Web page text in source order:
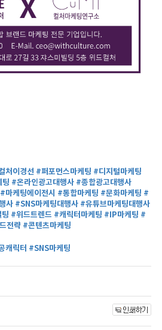
처이경선 #퍼포먼스마케팅 #디지털마케팅
팅 #온라인광고대행사 #종합광고대행사
#마케팅에이전시 #통합마케팅 #문화마케팅 #
사 #SNS마케팅대행사 #유튜브마케팅대행사
#위드트렌드 #캐릭터마케팅 #IP마케팅 #
전략 #콘텐츠마케팅
캐릭터 #SNS마케팅